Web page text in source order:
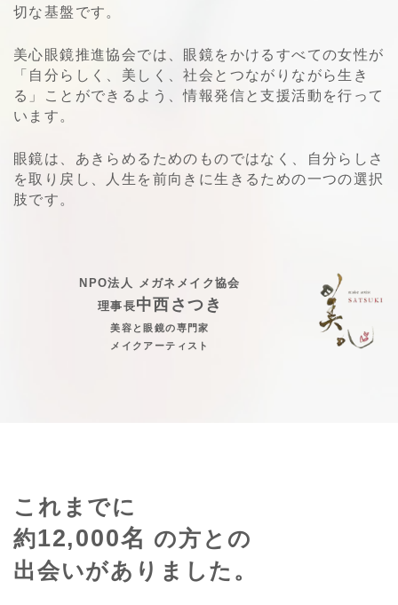
切な基盤です。
美心眼鏡推進協会では、眼鏡をかけるすべての女性が
「自分らしく、美しく、社会とつながりながら生き
る」ことができるよう、情報発信と支援活動を行って
います。
眼鏡は、あきらめるためのものではなく、自分らしさ
を取り戻し、人生を前向きに生きるための一つの選択
肢です。
NPO法人 メガネメイク協会
理事長中西さつき
美容と眼鏡の専門家
メイクアーティスト
これまでに
約12,000名 の方との
出会いがありました。